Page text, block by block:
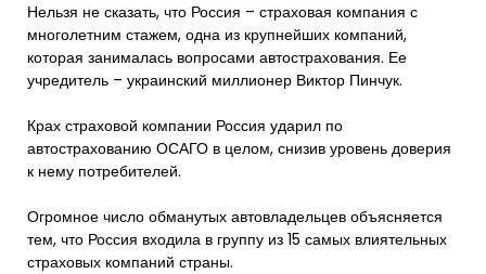
Нельзя не сказать, что Россия – страховая компания с
многолетним стажем, одна из крупнейших компаний,
которая занималась вопросами автострахования. Ее
учредитель – украинский миллионер Виктор Пинчук.
Крах страховой компании Россия ударил по
автострахованию ОСАГО в целом, снизив уровень доверия
к нему потребителей.
Огромное число обманутых автовладельцев объясняется
тем, что Россия входила в группу из 15 самых влиятельных
страховых компаний страны.